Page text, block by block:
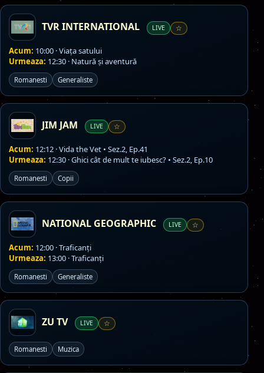
TVR INTERNATIONAL LIVE ☆
Acum: 10:00 · Viaţa satului
Urmeaza: 12:30 · Natură şi aventură
Romanesti Generaliste
JIM JAM LIVE ☆
Acum: 12:12 · Vida the Vet • Sez.2, Ep.41
Urmeaza: 12:30 · Ghici cât de mult te iubesc? • Sez.2, Ep.10
Romanesti Copii
NATIONAL GEOGRAPHIC LIVE ☆
Acum: 12:00 · Traficanți
Urmeaza: 13:00 · Traficanți
Romanesti Generaliste
ZU TV LIVE ☆
Romanesti Muzica